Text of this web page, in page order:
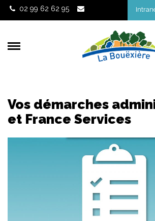
Gestion des traceurs
02 99 62 62 95
Vos démarches
et France Services